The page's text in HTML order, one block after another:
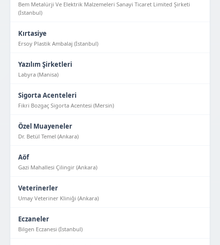
Bem Metalürji Ve Elektrik Malzemeleri Sanayi Ticaret Limited Şirketi
(İstanbul)
Kırtasiye
Ersoy Plastik Ambalaj (İstanbul)
Yazılım Şirketleri
Labyra (Manisa)
Sigorta Acenteleri
Fikri Bozgaç Sigorta Acentesi (Mersin)
Özel Muayeneler
Dr. Betül Temel (Ankara)
Aöf
Gazi Mahallesi Çilingir (Ankara)
Veterinerler
Umay Veteriner Kliniği (Ankara)
Eczaneler
Bilgen Eczanesi (İstanbul)